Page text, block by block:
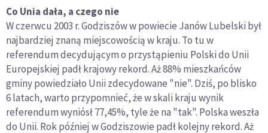
Co Unia dała, a czego nie
W czerwcu 2003 r. Godziszów w powiecie Janów Lubelski był
najbardziej znaną miejscowością w kraju. To tu w
referendum decydującym o przystąpieniu Polski do Unii
Europejskiej padł krajowy rekord. Aż 88% mieszkańców
gminy powiedziało Unii zdecydowane "nie". Dziś, po blisko
6 latach, warto przypomnieć, że w skali kraju wynik
referendum wyniósł 77,45%, tyle że na "tak". Polska weszła
do Unii. Rok później w Godziszowie padł kolejny rekord. Aż